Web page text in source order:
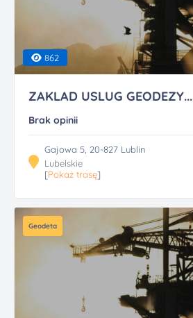
862
ZAKLAD USLUG GEODEZY...
Brak opinii
Gajowa 5, 20-827 Lublin
Lubelskie
[Pokaż trasę]
Geodeta